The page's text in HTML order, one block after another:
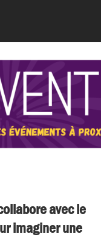
avec le
imaginer une